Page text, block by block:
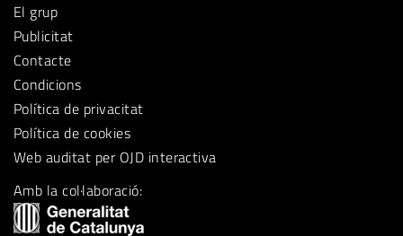
El grup
Publicitat
Contacte
Condicions
Política de privacitat
Política de cookies
Web auditat per OJD interactiva
Amb la col·laboració: